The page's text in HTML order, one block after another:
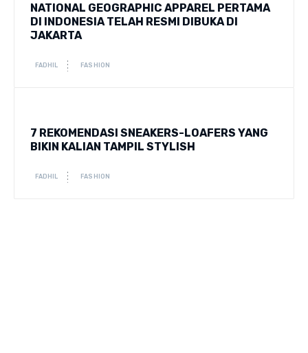
NATIONAL GEOGRAPHIC APPAREL PERTAMA
DI INDONESIA TELAH RESMI DIBUKA DI
JAKARTA
FADHIL FASHION
7 REKOMENDASI SNEAKERS-LOAFERS YANG
BIKIN KALIAN TAMPIL STYLISH
FADHIL FASHION